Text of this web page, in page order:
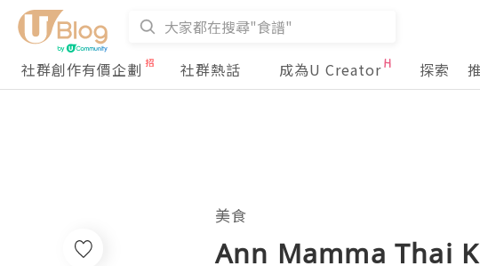
社群創作有價企劃
社群熱話 成為U Creator 探索
美食
Ann Mamma Thai